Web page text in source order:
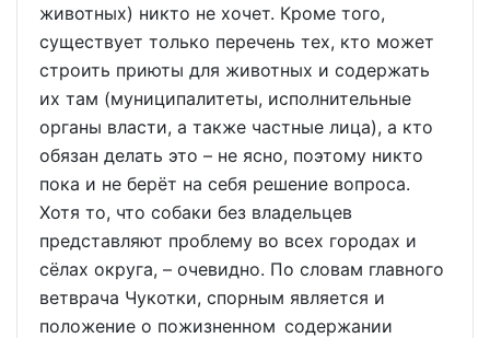
животных) никто не хочет. Кроме того,
существует только перечень тех, кто может
строить приюты для животных и содержать
их там (муниципалитеты, исполнительные
органы власти, а также частные лица), а кто
обязан делать это – не ясно, поэтому никто
пока и не берёт на себя решение вопроса.
Хотя то, что собаки без владельцев
представляют проблему во всех городах и
сёлах округа, – очевидно. По словам главного
ветврача Чукотки, спорным является и
положение о пожизненном содержании